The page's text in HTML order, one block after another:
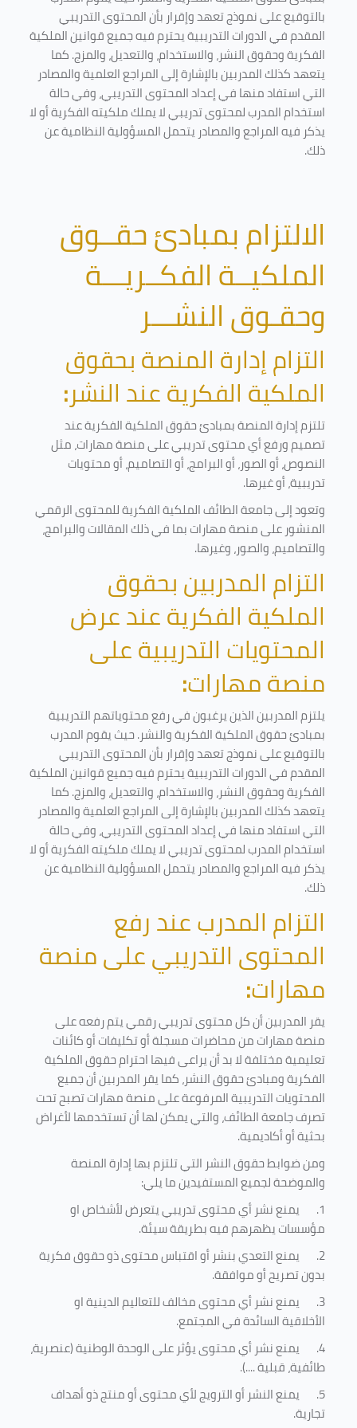
بالتوقيع على نموذج تعهد وإقرار بأن المحتوى التدريبي
المقدم في الدورات التدريبية يحترم فيه جميع قوانين الملكية
الفكرية وحقوق النشر، والاستخدام، والتعديل، والمزج. كما
يتعهد كذلك المدربين بالإشارة إلى المراجع العلمية والمصادر
التي استفاد منها في إعداد المحتوى التدريبي، وفي حالة
استخدام المدرب لمحتوى تدريبي لا يملك ملكيته الفكرية أو لا
يذكر فيه المراجع والمصادر يتحمل المسؤولية النظامية عن
ذلك.
الالتزام بمبادئ حقــوق
الملكيــة الفكــريـــة
وحقـوق النشـــر
التزام إدارة المنصة بحقوق
الملكية الفكرية عند النشر:
تلتزم إدارة المنصة بمبادئ حقوق الملكية الفكرية عند
تصميم ورفع أي محتوى تدريبي على منصة مهارات، مثل
النصوص، أو الصور، أو البرامج، أو التصاميم، أو محتويات
تدريبية، أو غيرها.
وتعود إلى جامعة الطائف الملكية الفكرية للمحتوى الرقمي
المنشور على منصة مهارات بما في ذلك المقالات والبرامج،
والتصاميم، والصور، وغيرها.
التزام المدربين بحقوق
الملكية الفكرية عند عرض
المحتويات التدريبية على
منصة مهارات:
يلتزم المدربين الذين يرغبون في رفع محتوياتهم التدريبية
بمبادئ حقوق الملكية الفكرية والنشر. حيث يقوم المدرب
بالتوقيع على نموذج تعهد وإقرار بأن المحتوى التدريبي
المقدم في الدورات التدريبية يحترم فيه جميع قوانين الملكية
الفكرية وحقوق النشر، والاستخدام، والتعديل، والمزج. كما
يتعهد كذلك المدربين بالإشارة إلى المراجع العلمية والمصادر
التي استفاد منها في إعداد المحتوى التدريبي، وفي حالة
استخدام المدرب لمحتوى تدريبي لا يملك ملكيته الفكرية أو لا
يذكر فيه المراجع والمصادر يتحمل المسؤولية النظامية عن
ذلك.
التزام المدرب عند رفع
المحتوى التدريبي على منصة
مهارات:
يقر المدربين أن كل محتوى تدريبي رقمي يتم رفعه على
منصة مهارات من محاضرات مسجلة أو تكليفات أو كائنات
تعليمية مختلفة لا بد أن يراعى فيها احترام حقوق الملكية
الفكرية ومبادئ حقوق النشر، كما يقر المدربين أن جميع
المحتويات التدريبية المرفوعة على منصة مهارات تصبح تحت
تصرف جامعة الطائف، والتي يمكن لها أن تستخدمها لأغراض
بحثية أو أكاديمية.
ومن ضوابط حقوق النشر التي تلتزم بها إدارة المنصة
والموضحة لجميع المستفيدين ما يلي:
1.
يمنع نشر أي محتوى تدريبي يتعرض لأشخاص او
مؤسسات يظهرهم فيه بطريقة سيئة.
2.
يمنع التعدي بنشر أو اقتباس محتوى ذو حقوق فكرية
بدون تصريح أو موافقة.
3.
يمنع نشر أي محتوى مخالف للتعاليم الدينية او
الأخلاقية السائدة في المجتمع.
4.
يمنع نشر أي محتوى يؤثر على الوحدة الوطنية (عنصرية،
طائفية، قبلية ....).
5.
يمنع النشر أو الترويج لأي محتوى أو منتج ذو أهداف
تجارية.